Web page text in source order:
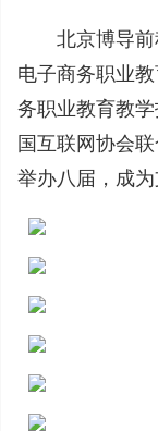
北京博导
电子商务职业
务职业教育教
国互联网协会
举办八届，成为